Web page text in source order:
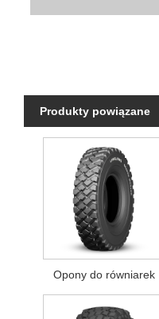
Produkty powiązane
Opony do równiarek